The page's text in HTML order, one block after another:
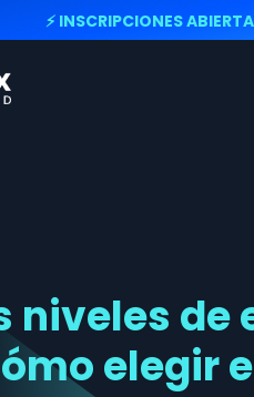
⚡ INSCRIPCIONES
niveles de
elegir